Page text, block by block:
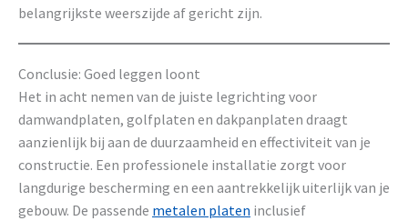
belangrijkste weerszijde af gericht zijn.
Conclusie: Goed leggen loont
Het in acht nemen van de juiste legrichting voor
damwandplaten, golfplaten en dakpanplaten draagt
aanzienlijk bij aan de duurzaamheid en effectiviteit van je
constructie. Een professionele installatie zorgt voor
langdurige bescherming en een aantrekkelijk uiterlijk van je
gebouw. De passende metalen platen inclusief